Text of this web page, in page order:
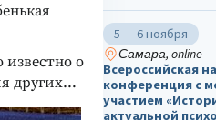
известно о
других…
5 — 6 ноября
Самара, online
Всероссийская
конференция с
участием
актуальной